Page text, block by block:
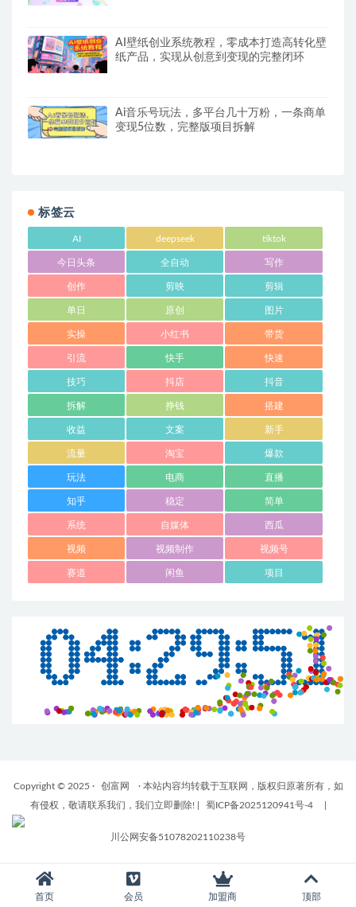
AI壁纸创业系统教程，零成本打造高转化壁
纸产品，实现从创意到变现的完整闭环
Ai音乐号玩法，多平台几十万粉，一条商单
变现5位数，完整版项目拆解
标签云
AI deepseek tiktok
今日头条 全自动 写作
创作 剪映 剪辑
单日 原创 图片
实操 小红书 带货
引流 快手 快速
技巧 抖店 抖音
拆解 挣钱 搭建
收益 文案 新手
流量 淘宝 爆款
玩法 电商 直播
知乎 稳定 简单
系统 自媒体 西瓜
视频 视频制作 视频号
赛道 闲鱼 项目
Copyright © 2025 · 创富网
· 本站内容均转载于互联网，版权归原著所有，如
有侵权，敬请联系我们，我们立即删除!
蜀ICP备2025120941号-4
川公网安备51078202110238号
首页 会员 加盟商 顶部